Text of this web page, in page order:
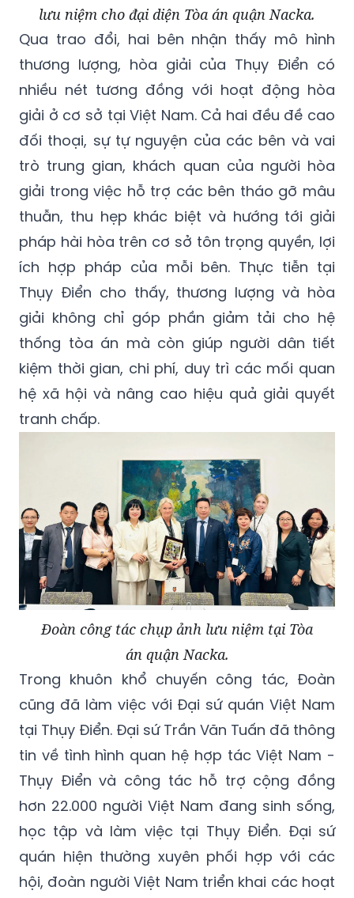
lưu niệm cho đại diện Tòa án quận Nacka.
Qua trao đổi, hai bên nhận thấy mô hình
thương lượng, hòa giải của Thụy Điển có
nhiều nét tương đồng với hoạt động hòa
giải ở cơ sở tại Việt Nam. Cả hai đều đề cao
đối thoại, sự tự nguyện của các bên và vai
trò trung gian, khách quan của người hòa
giải trong việc hỗ trợ các bên tháo gỡ mâu
thuẫn, thu hẹp khác biệt và hướng tới giải
pháp hài hòa trên cơ sở tôn trọng quyền, lợi
ích hợp pháp của mỗi bên. Thực tiễn tại
Thụy Điển cho thấy, thương lượng và hòa
giải không chỉ góp phần giảm tải cho hệ
thống tòa án mà còn giúp người dân tiết
kiệm thời gian, chi phí, duy trì các mối quan
hệ xã hội và nâng cao hiệu quả giải quyết
tranh chấp.
Đoàn công tác chụp ảnh lưu niệm tại Tòa
án quận Nacka.
Trong khuôn khổ chuyến công tác, Đoàn
cũng đã làm việc với Đại sứ quán Việt Nam
tại Thụy Điển. Đại sứ Trần Văn Tuấn đã thông
tin về tình hình quan hệ hợp tác Việt Nam -
Thụy Điển và công tác hỗ trợ cộng đồng
hơn 22.000 người Việt Nam đang sinh sống,
học tập và làm việc tại Thụy Điển. Đại sứ
quán hiện thường xuyên phối hợp với các
hội, đoàn người Việt Nam triển khai các hoạt